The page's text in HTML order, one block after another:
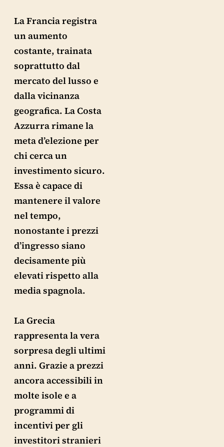
La Francia registra
un aumento
costante, trainata
soprattutto dal
mercato del lusso e
dalla vicinanza
geografica. La Costa
Azzurra rimane la
meta d’elezione per
chi cerca un
investimento sicuro.
Essa è capace di
mantenere il valore
nel tempo,
nonostante i prezzi
d’ingresso siano
decisamente più
elevati rispetto alla
media spagnola.
La Grecia
rappresenta la vera
sorpresa degli ultimi
anni. Grazie a prezzi
ancora accessibili in
molte isole e a
programmi di
incentivi per gli
investitori stranieri